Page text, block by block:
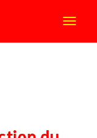
Toggle